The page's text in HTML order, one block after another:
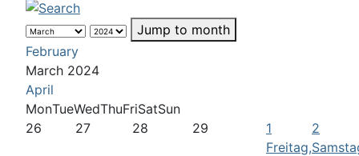
Jump to month
February
March 2024
April
MonTueWedThuFriSatSun
26
27 28 29
1
Freitag,
2